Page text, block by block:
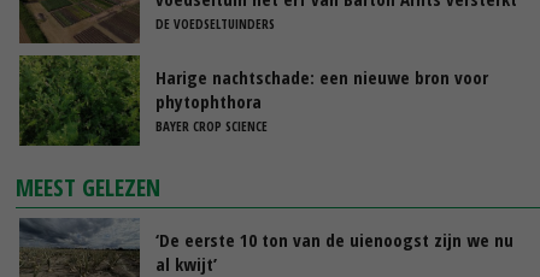
DE VOEDSELTUINDERS
Harige nachtschade: een nieuwe bron voor
phytophthora
BAYER CROP SCIENCE
MEEST GELEZEN
‘De eerste 10 ton van de uienoogst zijn we nu
al kwijt’